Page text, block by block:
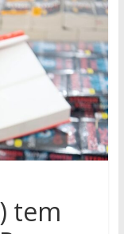
tem